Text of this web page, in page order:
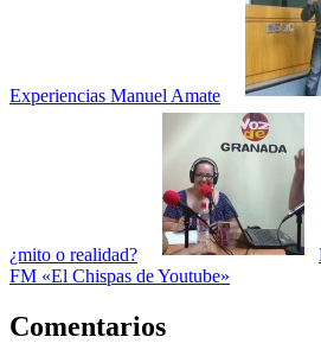
Experiencias Manuel Amate
¿mito o realidad?
FM «El Chispas de Youtube»
Comentarios